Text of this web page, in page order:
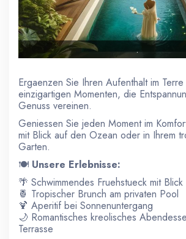
.
Ergaenzen Sie Ihren Aufenthalt im
einzigartigen Momenten, die
Genuss vereinen.
Geniessen Sie jeden Moment im
mit Blick auf den Ozean oder in Ihrem
Garten.
🍽️ Unsere Erlebnisse:
🌴 Schwimmendes Fruehstueck mit
🍍 Tropischer Brunch am privaten Pool
🍹 Aperitif bei Sonnenuntergang
🌙 Romantisches kreolisches
Terrasse